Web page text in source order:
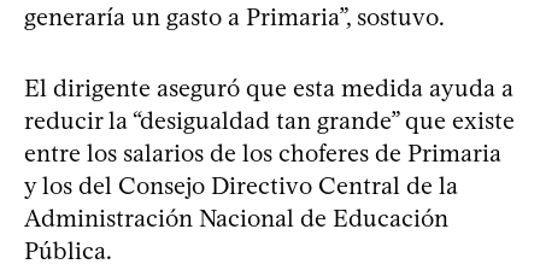
generaría un gasto a Primaria”, sostuvo.
El dirigente aseguró que esta medida ayuda a
reducir la “desigualdad tan grande” que existe
entre los salarios de los choferes de Primaria
y los del Consejo Directivo Central de la
Administración Nacional de Educación
Pública.